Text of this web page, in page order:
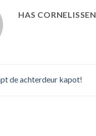
HAS CORNELISSEN
de achterdeur kapot!